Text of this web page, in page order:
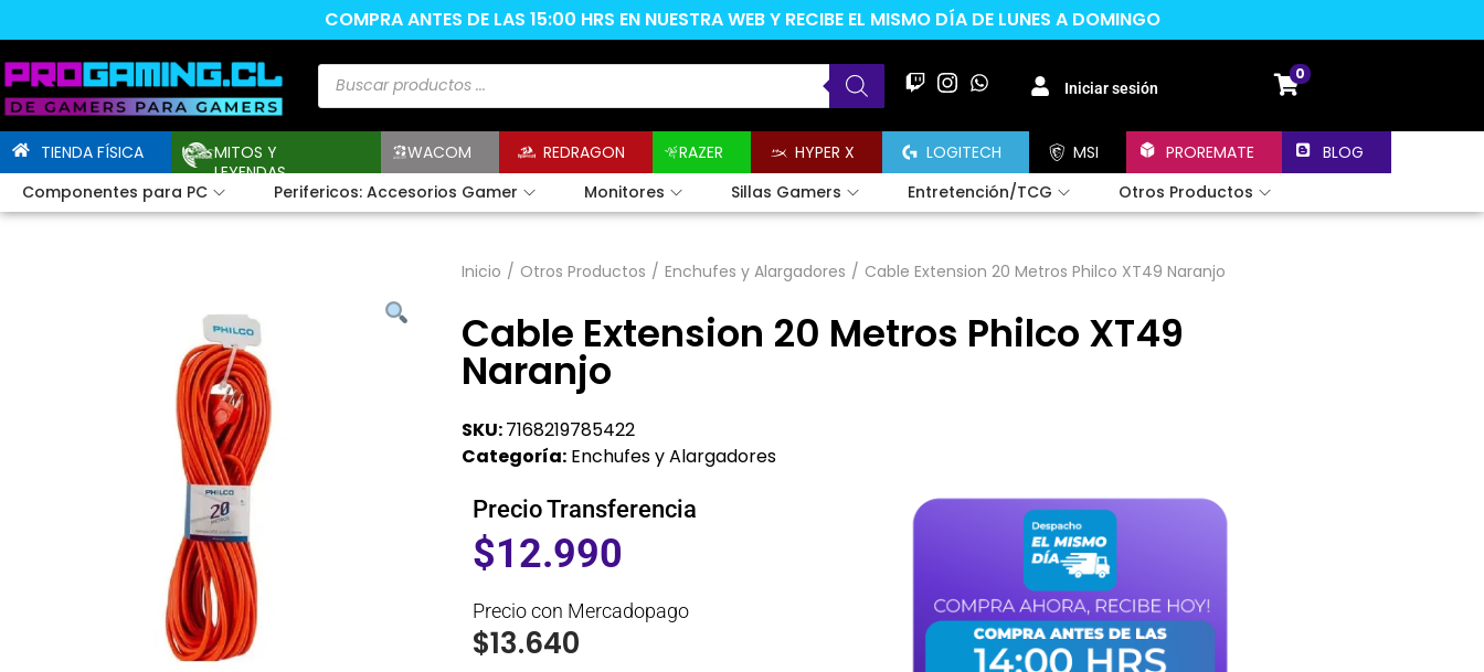
COMPRA ANTES DE LAS 15:00 HRS EN NUESTRA WEB Y RECIBE EL MISMO DÍA DE LUNES A DOMINGO
Iniciar sesión
0
TIENDA FÍSICA
MITOS Y
LEYENDAS
WACOM REDRAGON RAZER HYPER X LOGITECH MSI PROREMATE
BLOG
Componentes para PC
Perifericos: Accesorios Gamer Monitores Sillas Gamers Entretención/TCG Otros Productos
Inicio / Otros Productos / Enchufes y Alargadores / Cable Extension 20 Metros Philco XT49 Naranjo
Cable Extension 20 Metros Philco XT49
Naranjo
SKU:7168219785422
Categoría: Enchufes y Alargadores
Precio Transferencia
$12.990
Precio con Mercadopago
$13.640